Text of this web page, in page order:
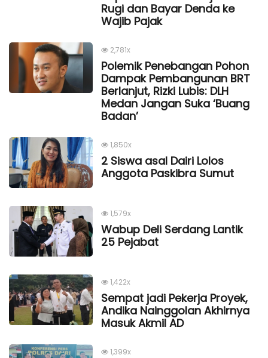
Rugi dan Bayar Denda ke
Wajib Pajak
2,781x
Polemik Penebangan Pohon
Dampak Pembangunan BRT
Berlanjut, Rizki Lubis: DLH
Medan Jangan Suka ‘Buang
Badan’
1,850x
2 Siswa asal Dairi Lolos
Anggota Paskibra Sumut
1,579x
Wabup Deli Serdang Lantik
25 Pejabat
1,422x
Sempat jadi Pekerja Proyek,
Andika Nainggolan Akhirnya
Masuk Akmil AD
1,399x